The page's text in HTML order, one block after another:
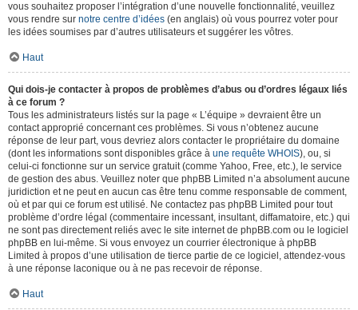
vous souhaitez proposer l’intégration d’une nouvelle fonctionnalité, veuillez
vous rendre sur notre centre d’idées (en anglais) où vous pourrez voter pour
les idées soumises par d’autres utilisateurs et suggérer les vôtres.
Haut
Qui dois-je contacter à propos de problèmes d’abus ou d’ordres légaux liés
à ce forum ?
Tous les administrateurs listés sur la page « L’équipe » devraient être un
contact approprié concernant ces problèmes. Si vous n’obtenez aucune
réponse de leur part, vous devriez alors contacter le propriétaire du domaine
(dont les informations sont disponibles grâce à une requête WHOIS), ou, si
celui-ci fonctionne sur un service gratuit (comme Yahoo, Free, etc.), le service
de gestion des abus. Veuillez noter que phpBB Limited n’a absolument aucune
juridiction et ne peut en aucun cas être tenu comme responsable de comment,
où et par qui ce forum est utilisé. Ne contactez pas phpBB Limited pour tout
problème d’ordre légal (commentaire incessant, insultant, diffamatoire, etc.) qui
ne sont pas directement reliés avec le site internet de phpBB.com ou le logiciel
phpBB en lui-même. Si vous envoyez un courrier électronique à phpBB
Limited à propos d’une utilisation de tierce partie de ce logiciel, attendez-vous
à une réponse laconique ou à ne pas recevoir de réponse.
Haut